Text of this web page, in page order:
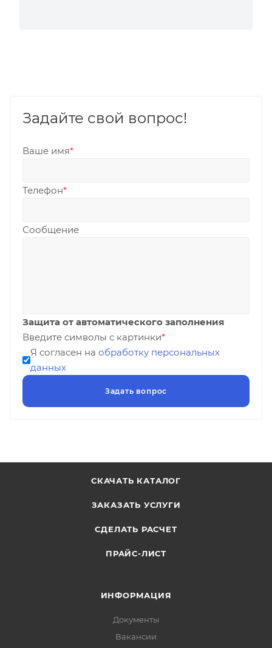
Задайте свой вопрос!
Ваше имя*
Телефон*
Сообщение
Защита от автоматического заполнения
Введите символы с картинки*
Я согласен на обработку персональных
данных
СКАЧАТЬ КАТАЛОГ
ЗАКАЗАТЬ УСЛУГИ
СДЕЛАТЬ РАСЧЕТ
ПРАЙС-ЛИСТ
ИНФОРМАЦИЯ
Документы
Вакансии